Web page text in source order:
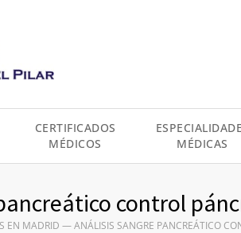
CERTIFICADOS
MÉDICOS
MÉDICAS
control
EN MADRID —ANÁLISIS SANGRE PANCREÁTICO